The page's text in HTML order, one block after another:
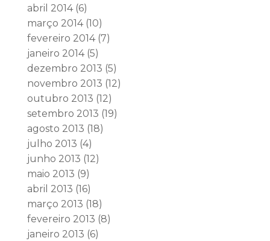
abril 2014(6)
março 2014(10)
fevereiro 2014(7)
janeiro 2014(5)
dezembro 2013 (5)
novembro 2013 (12)
outubro 2013 (12)
setembro 2013 (19)
agosto 2013 (18)
julho 2013 (4)
junho 2013 (12)
maio 2013 (9)
abril 2013 (16)
março 2013 (18)
fevereiro 2013 (8)
janeiro 2013 (6)